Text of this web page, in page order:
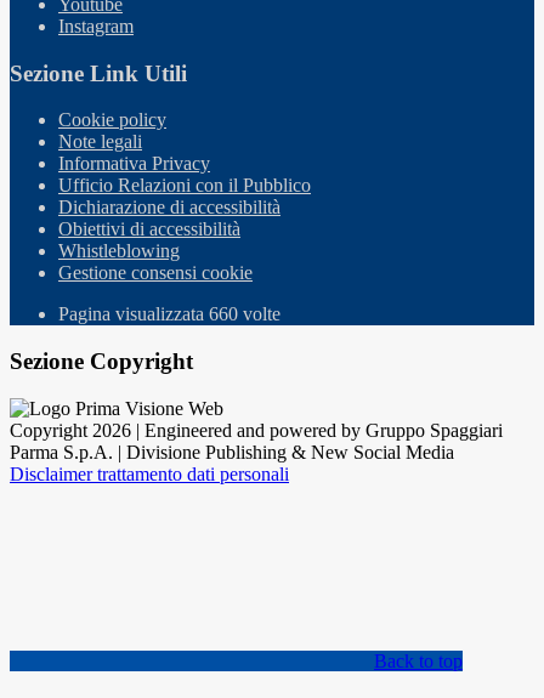
Youtube
Instagram
Sezione Link Utili
Cookie policy
Note legali
Informativa Privacy
Ufficio Relazioni con il Pubblico
Dichiarazione di accessibilità
Obiettivi di accessibilità
Whistleblowing
Gestione consensi cookie
Pagina visualizzata 660 volte
Sezione Copyright
Copyright 2026 | Engineered and powered by Gruppo Spaggiari
Parma S.p.A. | Divisione Publishing & New Social Media
Disclaimer trattamento dati personali
Back to top